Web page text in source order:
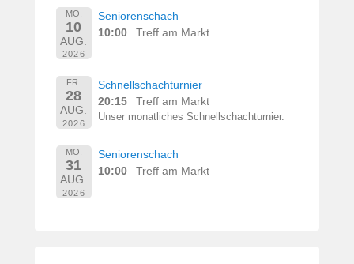
MO.
10
AUG.
2026
Seniorenschach
10:00
Treff am Markt
FR.
28
AUG.
2026
Schnellschachturnier
20:15
Treff am Markt
Unser monatliches Schnellschachturnier.
MO.
31
AUG.
2026
Seniorenschach
10:00
Treff am Markt